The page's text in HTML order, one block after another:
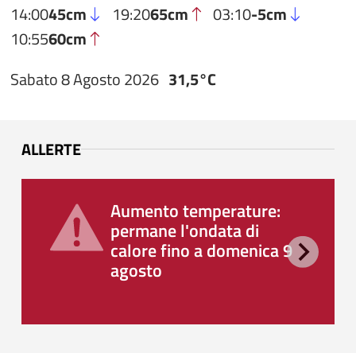
14:0045cm 19:2065cm 03:10-5cm
10:5560cm
Sabato 8 Agosto 2026 31,5°C
ALLERTE
Aumento temperature:
permane l'ondata di
calore fino a domenica 9
agosto